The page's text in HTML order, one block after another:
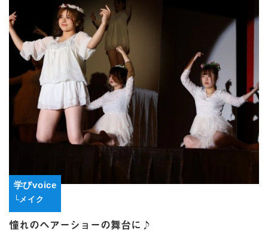
学びvoice
└メイク
憧れのヘアーショーの舞台に♪